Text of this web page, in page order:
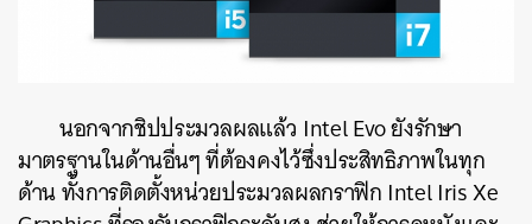
นอกจากชิปประมวลผลแล้ว Intel Evo ยังรักษา
มาตรฐานในด้านอื่นๆ ที่ต้องคงไว้ซึ่งประสิทธิภาพในทุก
ด้าน ทั้งการติดตั้งหน่วยประมวลผลกราฟิก Intel Iris Xe